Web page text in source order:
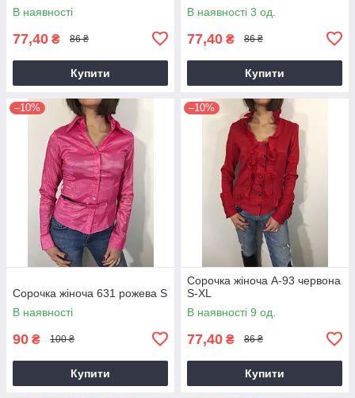
В наявності
77,40 ₴ 86 ₴
Купити
В наявності 3 од.
77,40 ₴ 86 ₴
Купити
–10%
Сорочка жіноча 631 рожева S
В наявності
90 ₴ 100 ₴
Купити
–10%
Сорочка жіноча А-93 червона
S-XL
В наявності 9 од.
77,40 ₴ 86 ₴
Купити